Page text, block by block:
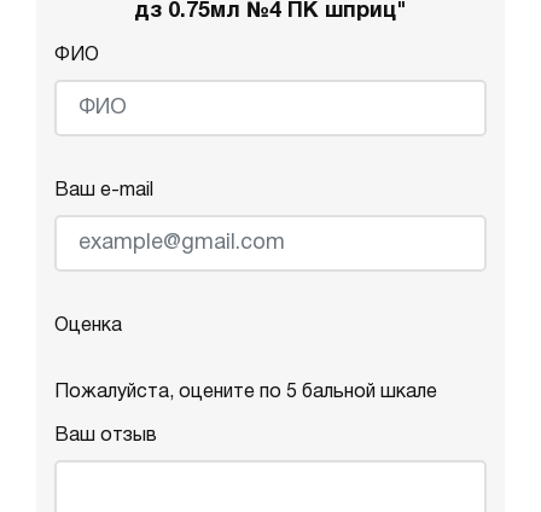
дз 0.75мл №4 ПК шприц"
ФИО
Ваш e-mail
Оценка
Пожалуйста, оцените по 5 бальной шкале
Ваш отзыв